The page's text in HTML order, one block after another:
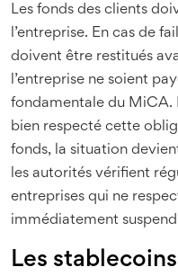
Les fonds des clients
l’entreprise. En cas de
doivent être restitués
l’entreprise ne soient
fondamentale du MiCA.
bien respecté cette
fonds, la situation
les autorités vérifient
entreprises qui ne
immédiatement
Les